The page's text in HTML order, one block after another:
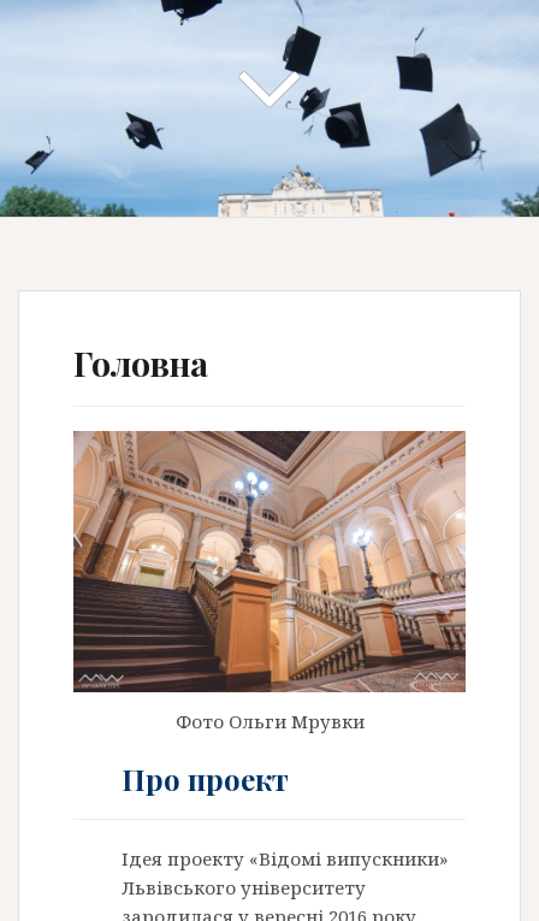
Головна
Фото Ольги Мрувки
Про проект
Ідея проекту «Відомі випускники»
Львівського університету
зародилася у вересні 2016 року.